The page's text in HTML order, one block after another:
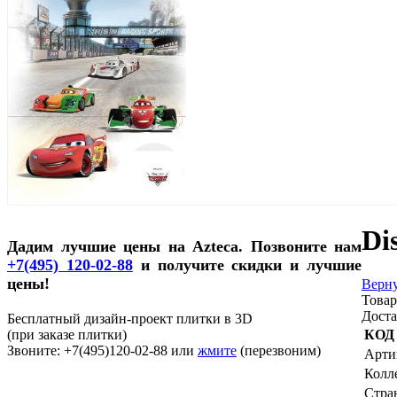
Дадим лучшие цены на Azteca. Позвоните нам
+7(495) 120-02-88и получите скидки и лучшие
цены!
Бесплатный дизайн-проект плитки в 3D
(при заказе плитки)
Звоните: +7(495)120-02-88 или жмите (перезвоним)
КОД